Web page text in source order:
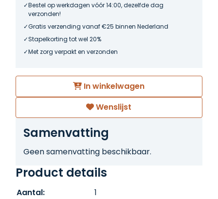
Bestel op werkdagen vóór 14:00, dezelfde dag
verzonden!
Gratis verzending vanaf €25 binnen Nederland
Stapelkorting tot wel 20%
Met zorg verpakt en verzonden
In winkelwagen
Wenslijst
Samenvatting
Geen samenvatting beschikbaar.
Product details
Aantal:
1